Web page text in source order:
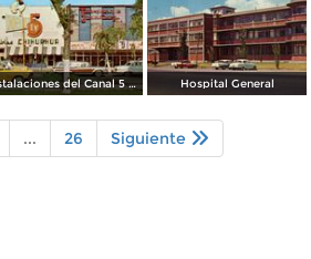
Instalaciones del Canal 5 XEJ TV Hospital General
... 26 Siguiente